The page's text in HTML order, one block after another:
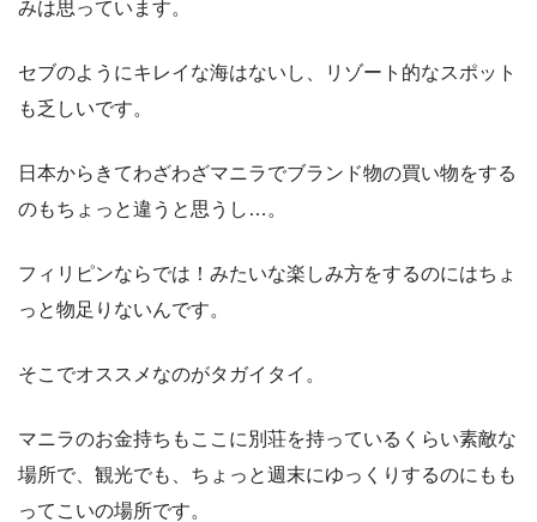
みは思っています。
セブのようにキレイな海はないし、リゾート的なスポット
も乏しいです。
日本からきてわざわざマニラでブランド物の買い物をする
のもちょっと違うと思うし…。
フィリピンならでは！みたいな楽しみ方をするのにはちょ
っと物足りないんです。
そこでオススメなのがタガイタイ。
マニラのお金持ちもここに別荘を持っているくらい素敵な
場所で、観光でも、ちょっと週末にゆっくりするのにもも
ってこいの場所です。